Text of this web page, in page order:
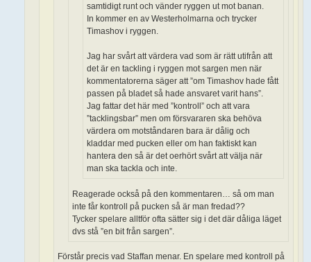
samtidigt runt och vänder ryggen ut mot banan.
In kommer en av Westerholmarna och trycker
Timashov i ryggen.
Jag har svårt att värdera vad som är rätt utifrån att
det är en tackling i ryggen mot sargen men när
kommentatorerna säger att ”om Timashov hade fått
passen på bladet så hade ansvaret varit hans”.
Jag fattar det här med ”kontroll” och att vara
”tacklingsbar” men om försvararen ska behöva
värdera om motståndaren bara är dålig och
kladdar med pucken eller om han faktiskt kan
hantera den så är det oerhört svårt att välja när
man ska tackla och inte.
Reagerade också på den kommentaren… så om man
inte får kontroll på pucken så är man fredad??
Tycker spelare alltför ofta sätter sig i det där dåliga läget
dvs stå ”en bit från sargen”.
Förstår precis vad Staffan menar. En spelare med kontroll på